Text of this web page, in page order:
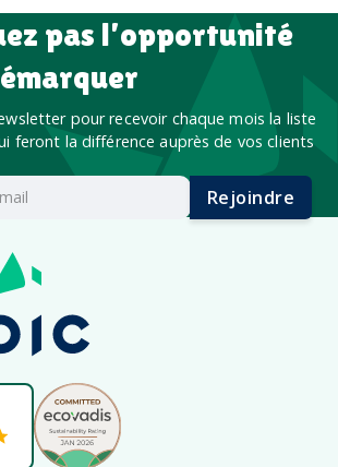
pas l’opportunité
pour recevoir chaque mois la liste
feront la différence auprès de vos clients
Rejoindre